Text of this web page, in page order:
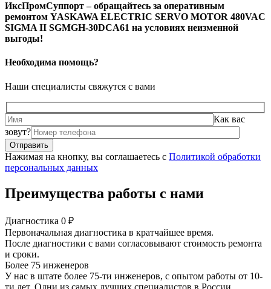
ИксПромСуппорт – обращайтесь за оперативным
ремонтом YASKAWA ELECTRIC SERVO MOTOR 480VAC
SIGMA II SGMGH-30DCA61 на условиях неизменной
выгоды!
Необходима помощь?
Наши специалисты свяжутся с вами
Как вас
зовут?
Нажимая на кнопку, вы соглашаетесь с Политикой обработки
персональных данных
Преимущества работы с нами
Диагностика 0 ₽
Первоначальная диагностика в кратчайшее время.
После диагностики с вами согласовывают стоимость ремонта
и сроки.
Более 75 инженеров
У нас в штате более 75-ти инженеров, с опытом работы от 10-
ти лет. Одни из самых лучших специалистов в России.